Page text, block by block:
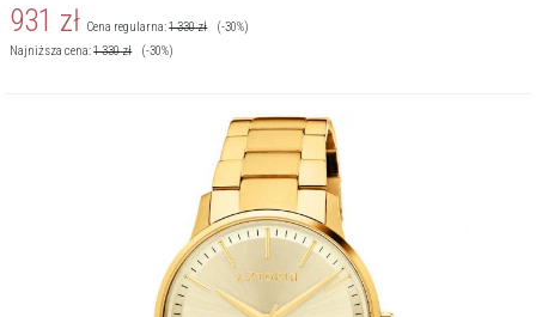
931 zł Cena regularna:1 330zł
(-30%)
Najniższa cena:1 330zł (-30%)